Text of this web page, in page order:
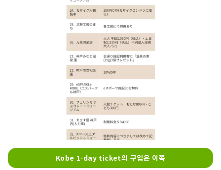
Kobe 1-day ticket의 구입은 이쪽